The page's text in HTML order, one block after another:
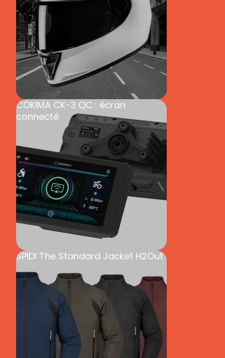
Casque scooter enfant : HJC Y10
COKIMA CK-3 QC : écran
connecté
SPIDI The Standard Jacket H2Out